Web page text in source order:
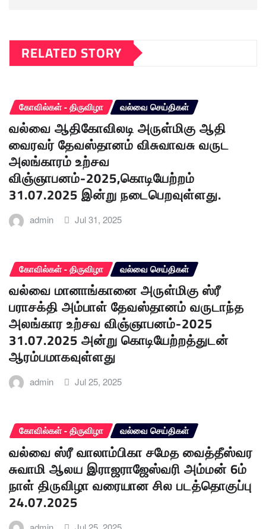
RELATED STORY
கோவில்கள் - திருவிழா வல்வை செய்திகள்
வல்வை ஆதிகோவிலடி அருள்மிகு ஆதி
வைரவர் தேவஸ்தானம் விசுவாவசு வருட
அலங்காரம் உற்சவ
விஞ்ஞாபனம்-2025,கொடியேற்றம்
31.07.2025 இன்று நடைபெறவுள்ளது.
admin Jul 31, 2025
கோவில்கள் - திருவிழா வல்வை செய்திகள்
வல்வை மானாங்கானை அருள்மிகு ஸ்ரீ
பராசக்தி அம்பாள் தேவஸ்தானம் வருடாந்த
அலங்கார உற்சவ விஞ்ஞாபனம்-2025
31.07.2025 அன்று கொடியேற்றத்துடன்
ஆரம்பமாகவுள்ளது
admin Jul 25, 2025
கோவில்கள் - திருவிழா வல்வை செய்திகள்
வல்வை ஸ்ரீ வாலாம்பிகா சமேத வைத்தீஸ்வர
சுவாமி ஆலய இராஜராஜேஸ்வரி அம்மன் 6ம்
நாள் திருவிழா வரையான சில படத்தொகுப்பு
24.07.2025